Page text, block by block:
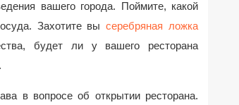
вашего города. Поймите, какой
Захотите высеребряная ложка
будет ли у вашего ресторана
в вопросе об открытии ресторана.